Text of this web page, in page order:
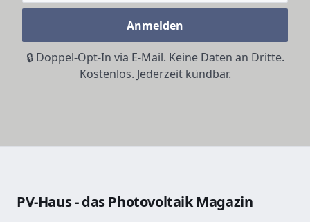
Anmelden
🔒 Doppel-Opt-In via E-Mail. Keine Daten an Dritte.
Kostenlos. Jederzeit kündbar.
PV-Haus - das Photovoltaik Magazin